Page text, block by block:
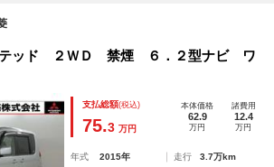
ッド ２ＷＤ 禁煙 ６．２型ナビ ワ
支払総額(税込)
75.3 万円
本体価格
62.9
万円
諸費用
12.4
万円
年式 2015年 走行
3.7万km